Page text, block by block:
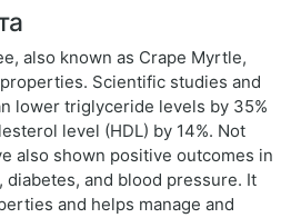
also known as Crape Myrtle,
Scientific studies and
lower triglyceride levels by 35%
level (HDL) by 14%. Not
also shown positive outcomes in
diabetes, and blood pressure. It
and helps manage and